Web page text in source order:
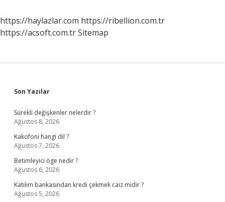
https://haylazlar.com https://ribellion.com.tr
https://acsoft.com.trSitemap
Sidebar
Son Yazılar
Sürekli değişkenler nelerdir ?
Ağustos 8, 2026
Kakofoni hangi dil ?
Ağustos 7, 2026
Betimleyici öge nedir ?
Ağustos 6, 2026
Katılım bankasından kredi çekmek caiz midir ?
Ağustos 5, 2026